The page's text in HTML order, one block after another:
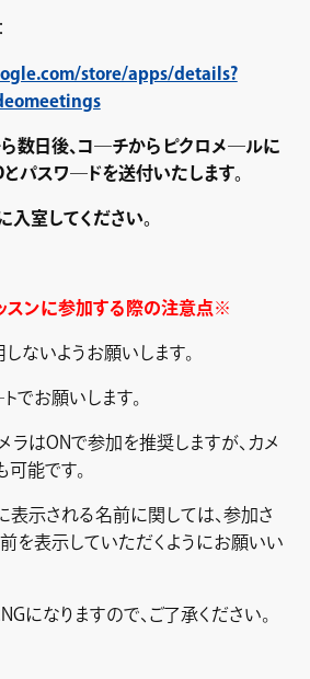
store/apps/details?
数日後、コ―チからピクロメ―ルに
パスワ―ドを送付いたします。
室してください。
スンに参加する際の注意点※
ないようお願いします。
でお願いします。
はONで参加を推奨しますが、カメ
能です。
示される名前に関しては、参加さ
を表示していただくようにお願いい
になりますので、ご了承ください。